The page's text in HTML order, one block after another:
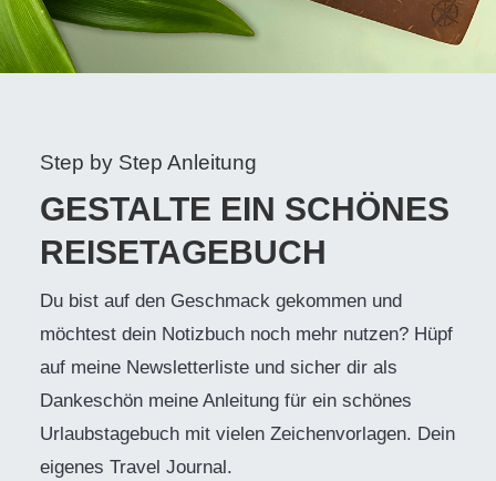
Step by Step Anleitung
GESTALTE EIN SCHÖNES
REISETAGEBUCH
Du bist auf den Geschmack gekommen und
möchtest dein Notizbuch noch mehr nutzen? Hüpf
auf meine Newsletterliste und sicher dir als
Dankeschön meine Anleitung für ein schönes
Urlaubstagebuch mit vielen Zeichenvorlagen. Dein
eigenes Travel Journal.